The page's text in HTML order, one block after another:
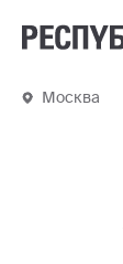
Москва